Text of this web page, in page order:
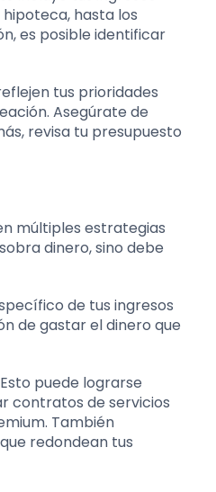
hasta los
es posible identificar
tus prioridades
Asegúrate de
revisa tu presupuesto
múltiples estrategias
dinero, sino debe
de tus ingresos
de gastar el dinero que
puede lograrse
contratos de servicios
También
redondean tus